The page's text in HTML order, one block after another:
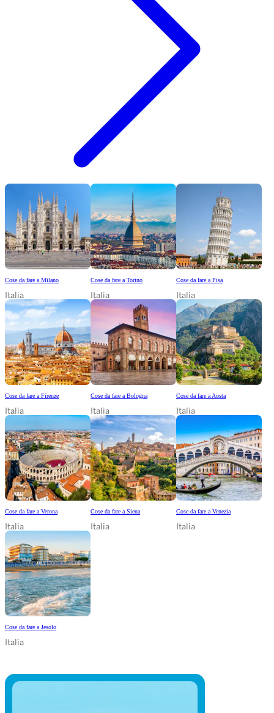
Cose da fare a Milano
Italia
Cose da fare a Torino
Italia
Cose da fare a Pisa
Italia
Cose da fare a Firenze
Italia
Cose da fare a Bologna
Italia
Cose da fare a Aosta
Italia
Cose da fare a Verona
Italia
Cose da fare a Siena
Italia
Cose da fare a Venezia
Italia
Cose da fare a Jesolo
Italia